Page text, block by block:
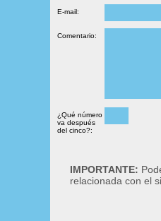
E-mail:
Comentario:
¿Qué número
va después
del cinco?:
IMPORTANTE:
relacionada con el